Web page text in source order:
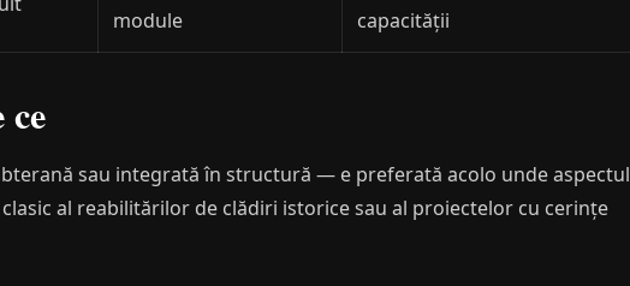
module
capacității
sau integrată în structură — e preferată acolo unde aspectul
al reabilitărilor de clădiri istorice sau al proiectelor cu cerințe